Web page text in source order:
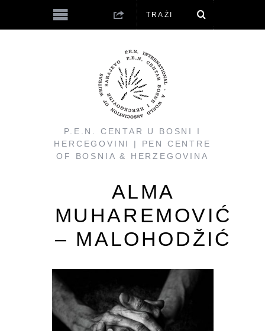
P.E.N. CENTAR U BOSNI I
HERCEGOVINI | PEN CENTRE
OF BOSNIA & HERZEGOVINA
ALMA
MUHAREMOVIĆ
– MALOHODŽIĆ